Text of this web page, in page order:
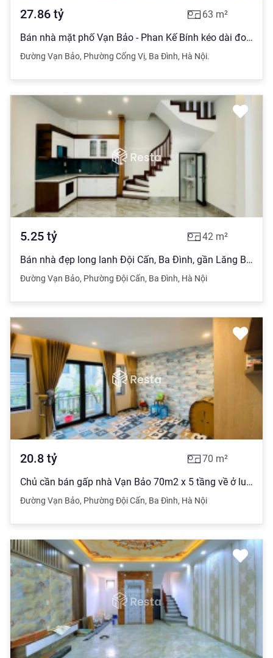
27.86 tỷ 63 m²
Bán nhà mặt phố Vạn Bảo - Phan Kế Bính kéo dài đoạn đẹp nhất gara để được hai ô tô 2 mặt thoáng
Đường Vạn Bảo, Phường Cống Vị, Ba Đình, Hà Nội.
5.25 tỷ 42 m²
Bán nhà đẹp long lanh Đội Cấn, Ba Đình, gần Lăng Bác, CV Bách Thảo DT 42m2 x 5T giá 5.25 tỷ
Đường Vạn Bảo, Phường Đội Cấn, Ba Đình, Hà Nội
20.8 tỷ 70 m²
Chủ cần bán gấp nhà Vạn Bảo 70m2 x 5 tầng về ở luôn chỉ hơn 20 tỷ. LH 0988 293 ***
Đường Vạn Bảo, Phường Đội Cấn, Ba Đình, Hà Nội